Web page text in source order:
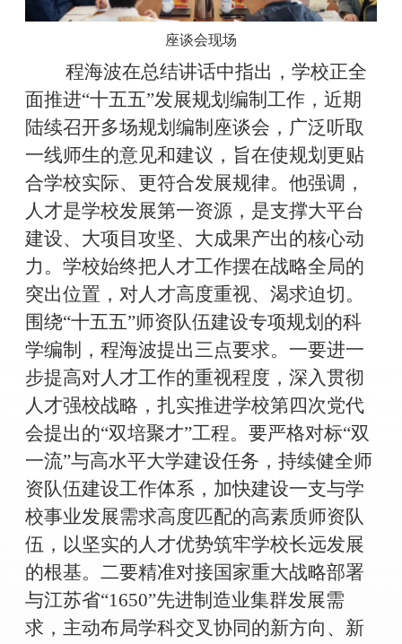
座谈会现场
程海波在总结讲话中指出，学校正全
面推进“十五五”发展规划编制工作，近期
陆续召开多场规划编制座谈会，广泛听取
一线师生的意见和建议，旨在使规划更贴
合学校实际、更符合发展规律。他强调，
人才是学校发展第一资源，是支撑大平台
建设、大项目攻坚、大成果产出的核心动
力。学校始终把人才工作摆在战略全局的
突出位置，对人才高度重视、渴求迫切。
围绕“十五五”师资队伍建设专项规划的科
学编制，程海波提出三点要求。一要进一
步提高对人才工作的重视程度，深入贯彻
人才强校战略，扎实推进学校第四次党代
会提出的“双培聚才”工程。要严格对标“双
一流”与高水平大学建设任务，持续健全师
资队伍建设工作体系，加快建设一支与学
校事业发展需求高度匹配的高素质师资队
伍，以坚实的人才优势筑牢学校长远发展
的根基。二要精准对接国家重大战略部署
与江苏省“1650”先进制造业集群发展需
求，主动布局学科交叉协同的新方向、新